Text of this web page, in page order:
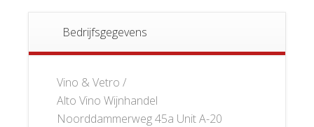
Bedrijfsgegevens
Vino & Vetro /
Alto Vino Wijnhandel
Noorddammerweg 45a Unit A-20